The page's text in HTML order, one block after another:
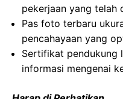
pekerjaan yang telah
Pas foto terbaru
pencahayaan yang
Sertifikat pendukung
informasi mengenai